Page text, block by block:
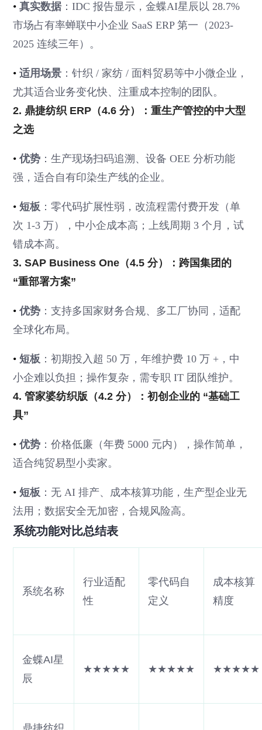
•真实数据 ：IDC 报告显示，金蝶AI星辰以 28.7%
市场占有率蝉联中小企业 SaaS ERP 第一（2023-
2025 连续三年）。
•适用场景 ：针织 / 家纺 / 面料贸易等中小微企业，
尤其适合业务变化快、注重成本控制的团队。
2. 鼎捷纺织 ERP（4.6 分）：重生产管控的中大型
之选
•优势 ：生产现场扫码追溯、设备 OEE 分析功能
强，适合自有印染生产线的企业。
•短板 ：零代码扩展性弱，改流程需付费开发（单
次 1-3 万），中小企成本高；上线周期 3 个月，试
错成本高。
3. SAP Business One（4.5 分）：跨国集团的
“重部署方案”
•优势 ：支持多国家财务合规、多工厂协同，适配
全球化布局。
•短板 ：初期投入超 50 万，年维护费 10 万 +，中
小企难以负担；操作复杂，需专职 IT 团队维护。
4. 管家婆纺织版（4.2 分）：初创企业的 “基础工
具”
•优势 ：价格低廉（年费 5000 元内），操作简单，
适合纯贸易型小卖家。
•短板 ：无 AI 排产、成本核算功能，生产型企业无
法用；数据安全无加密，合规风险高。
系统功能对比总结表
系统名称
行业适配
性
零代码自
定义
成本核算
精度
金蝶AI星
辰
★★★★★ ★★★★★ ★★★★★